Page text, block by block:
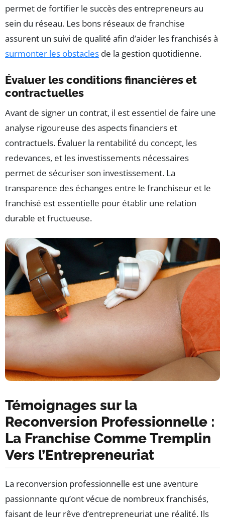
permet de fortifier le succès des entrepreneurs au
sein du réseau. Les bons réseaux de franchise
assurent un suivi de qualité afin d’aider les franchisés à
surmonter les obstacles de la gestion quotidienne.
Évaluer les conditions financières et
contractuelles
Avant de signer un contrat, il est essentiel de faire une
analyse rigoureuse des aspects financiers et
contractuels. Évaluer la rentabilité du concept, les
redevances, et les investissements nécessaires
permet de sécuriser son investissement. La
transparence des échanges entre le franchiseur et le
franchisé est essentielle pour établir une relation
durable et fructueuse.
Témoignages sur la
Reconversion Professionnelle :
La Franchise Comme Tremplin
Vers l’Entrepreneuriat
La reconversion professionnelle est une aventure
passionnante qu’ont vécue de nombreux franchisés,
faisant de leur rêve d’entrepreneuriat une réalité. Ils